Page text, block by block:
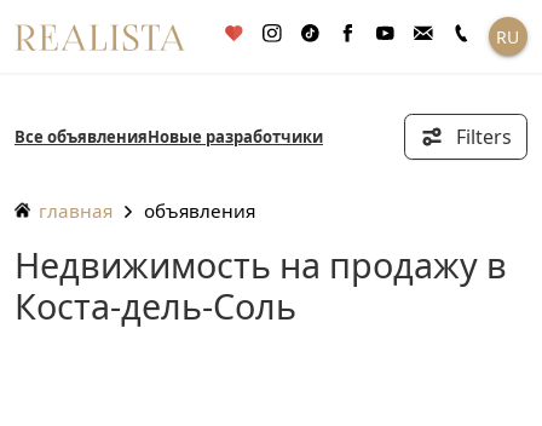
RU
Все объявления Новые разработчики Filters
главная объявления
Недвижимость на продажу в
Коста-дель-Соль